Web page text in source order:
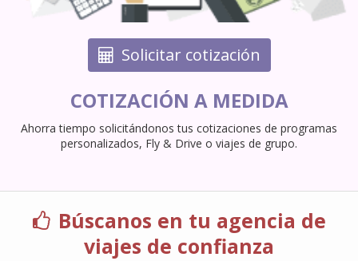
Solicitar cotización
COTIZACIÓN A MEDIDA
Ahorra tiempo solicitándonos tus cotizaciones de programas
personalizados, Fly & Drive o viajes de grupo.
Búscanos en tu agencia de
viajes de confianza